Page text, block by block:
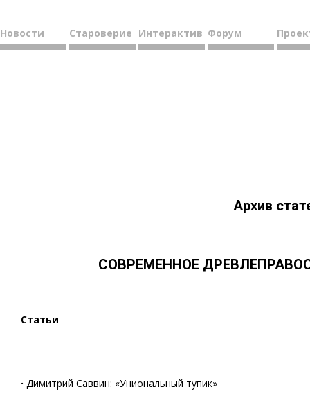
Новости Староверие Интерактив Форум
Архив
СОВРЕМЕННОЕ
Статьи
· Димитрий Саввин: «Униональный тупик»